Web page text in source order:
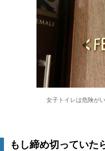
女子トイレは危険が
もし締め切っていた